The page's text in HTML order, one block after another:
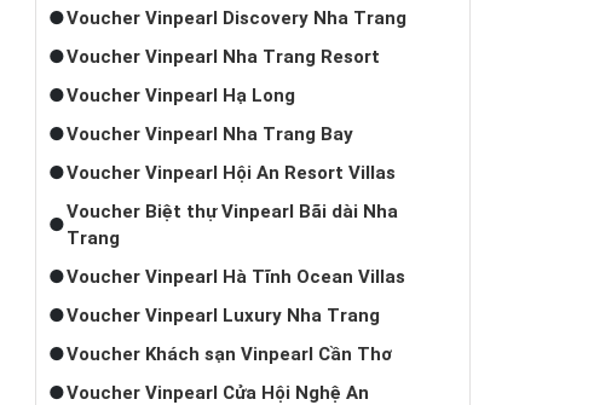
Voucher Vinpearl Discovery Nha Trang
Voucher Vinpearl Nha Trang Resort
Voucher Vinpearl Hạ Long
Voucher Vinpearl Nha Trang Bay
Voucher Vinpearl Hội An Resort Villas
Voucher Biệt thự Vinpearl Bãi dài Nha
Trang
Voucher Vinpearl Hà Tĩnh Ocean Villas
Voucher Vinpearl Luxury Nha Trang
Voucher Khách sạn Vinpearl Cần Thơ
Voucher Vinpearl Cửa Hội Nghệ An